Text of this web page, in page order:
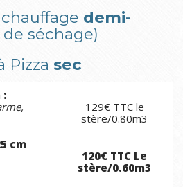
demi-
séchage)
Pizza sec
:
129€ TTC le
stère/0.80m3
cm
120€ TTC Le
stère/0.60m3